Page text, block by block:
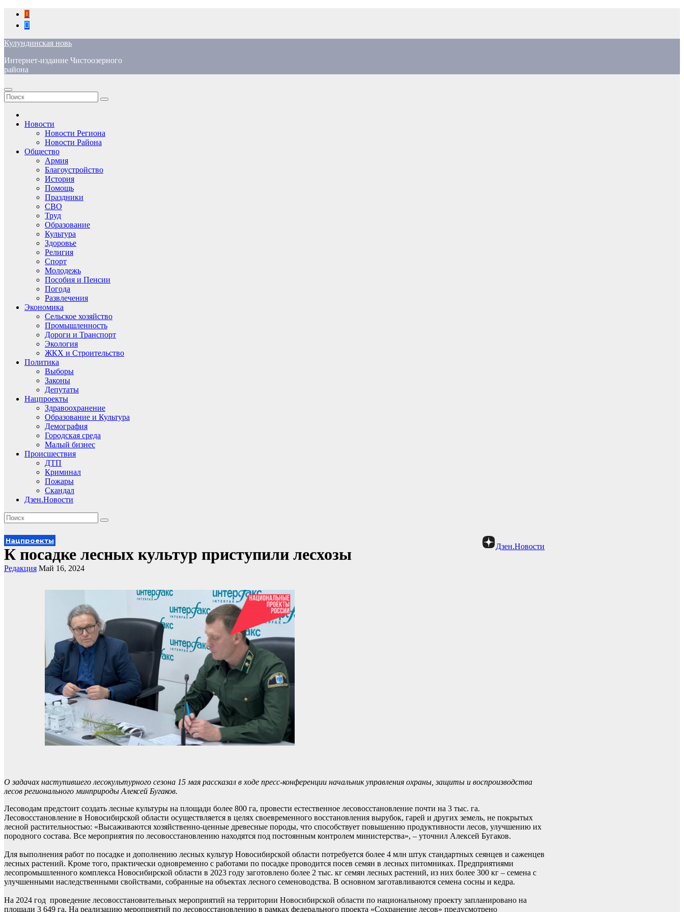
Перейти
содержимому
Кулундинская новь
Интернет-издание Чистоозерного
района
Новости
Новости Региона
Новости Района
Общество
Армия
Благоустройство
История
Помощь
Праздники
СВО
Труд
Образование
Культура
Здоровье
Религия
Спорт
Молодежь
Пособия и Пенсии
Погода
Развлечения
Экономика
Сельское хозяйство
Промышленность
Дороги и Транспорт
Экология
ЖКХ и Строительство
Политика
Выборы
Законы
Депутаты
Нацпроекты
Здравоохранение
Образование и Культура
Демография
Городская среда
Малый бизнес
Происшествия
ДТП
Криминал
Пожары
Скандал
Дзен.Новости
Дзен.Новости
Нацпроекты
К посадке лесных культур приступили лесхозы
Редакция Май 16, 2024
О задачах наступившего лесокультурного сезона 15 мая рассказал в ходе пресс-конференции начальник управления охраны, защиты и воспроизводства
лесов регионального минприроды Алексей Бугаков.
Лесоводам предстоит создать лесные культуры на площади более 800 га, провести естественное лесовосстановление почти на 3 тыс. га.
Лесовосстановление в Новосибирской области осуществляется в целях своевременного восстановления вырубок, гарей и других земель, не покрытых
лесной растительностью: «Высаживаются хозяйственно-ценные древесные породы, что способствует повышению продуктивности лесов, улучшению их
породного состава. Все мероприятия по лесовосстановлению находятся под постоянным контролем министерства», – уточнил Алексей Бугаков.
Для выполнения работ по посадке и дополнению лесных культур Новосибирской области потребуется более 4 млн штук стандартных сеянцев и саженцев
лесных растений. Кроме того, практически одновременно с работами по посадке проводится посев семян в лесных питомниках. Предприятиями
лесопромышленного комплекса Новосибирской области в 2023 году заготовлено более 2 тыс. кг семян лесных растений, из них более 300 кг – семена с
улучшенными наследственными свойствами, собранные на объектах лесного семеноводства. В основном заготавливаются семена сосны и кедра.
На 2024 год проведение лесовосстановительных мероприятий на территории Новосибирской области по национальному проекту запланировано на
площади 3 649 га. На реализацию мероприятий по лесовосстановлению в рамках федерального проекта «Сохранение лесов» предусмотрено